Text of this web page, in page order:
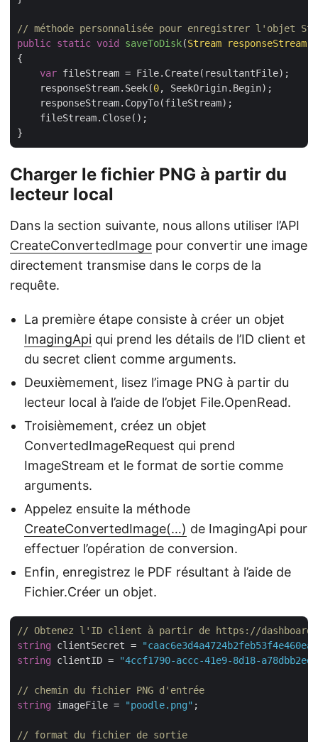
// méthode personnalisée pour enregistrer l'objet
public static void saveToDisk(Stream
{
var fileStream = File.Create(resultantFile);
    responseStream.Seek(
0, SeekOrigin.Begin);
    responseStream.CopyTo(fileStream);
    fileStream.Close();
Charger le fichier PNG à partir du
lecteur local
Dans la section suivante, nous allons utiliser l’API
CreateConvertedImage pour convertir une image
directement transmise dans le corps de la
requête.
La première étape consiste à créer un objet
ImagingApi qui prend les détails de l’ID client et
du secret client comme arguments.
Deuxièmement, lisez l’image PNG à partir du
lecteur local à l’aide de l’objet File.OpenRead.
Troisièmement, créez un objet
ConvertedImageRequest qui prend
ImageStream et le format de sortie comme
arguments.
Appelez ensuite la méthode
CreateConvertedImage(…) de ImagingApi pour
effectuer l’opération de conversion.
Enfin, enregistrez le PDF résultant à l’aide de
Fichier.Créer un objet.
// Obtenez l'ID client à partir de https://
string clientSecret =
string clientID = "4ccf1790-accc-41e9-8d18-
// chemin du fichier PNG d'entrée
string imageFile = "poodle.png" ;
// format du fichier de sortie